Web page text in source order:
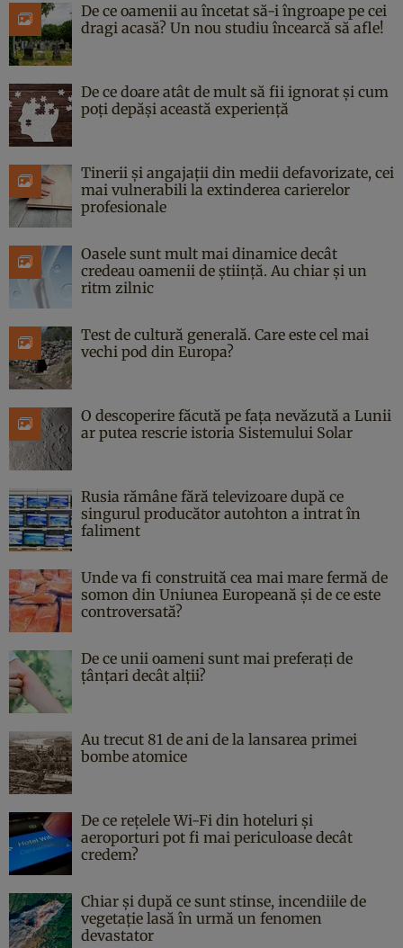
De ce oamenii au încetat să-i îngroape pe cei
dragi acasă? Un nou studiu încearcă să afle!
De ce doare atât de mult să fii ignorat și cum
poți depăși această experiență
Tinerii și angajații din medii defavorizate, cei
mai vulnerabili la extinderea carierelor
profesionale
Oasele sunt mult mai dinamice decât
credeau oamenii de știință. Au chiar și un
ritm zilnic
Test de cultură generală. Care este cel mai
vechi pod din Europa?
O descoperire făcută pe fața nevăzută a Lunii
ar putea rescrie istoria Sistemului Solar
Rusia rămâne fără televizoare după ce
singurul producător autohton a intrat în
faliment
Unde va fi construită cea mai mare fermă de
somon din Uniunea Europeană și de ce este
controversată?
De ce unii oameni sunt mai preferați de
țânțari decât alții?
Au trecut 81 de ani de la lansarea primei
bombe atomice
De ce rețelele Wi-Fi din hoteluri și
aeroporturi pot fi mai periculoase decât
credem?
Chiar și după ce sunt stinse, incendiile de
vegetație lasă în urmă un fenomen
devastator